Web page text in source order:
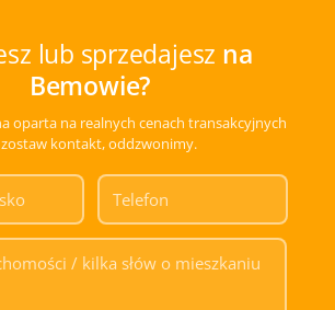
lub sprzedajesz na
Bemowie?
oparta na realnych cenach transakcyjnych
kontakt, oddzwonimy.